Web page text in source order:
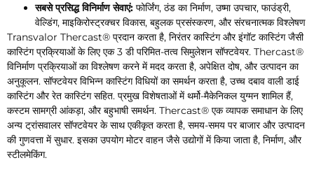
सबसे प्रसिद्ध विनिर्माण सेवाएं: फोर्जिंग, ठंड का निर्माण, उष्मा उपचार, फाउंड्री,
वेल्डिंग, माइकिरोस्ट्रक्चर विकास, बहुलक प्रसंस्करण, और संरचनात्मक विश्लेषण
Transvalor Thercast® प्रदान करता है, निरंतर कास्टिंग और इंगॉट कास्टिंग जैसी
कास्टिंग प्रक्रियाओं के लिए एक 3 डी परिमित-तत्व सिमुलेशन सॉफ्टवेयर. Thercast®
विनिर्माण प्रक्रियाओं का विश्लेषण करने में मदद करता है, अपेक्षित दोष, और उत्पादन का
अनुकूलन. सॉफ्टवेयर विभिन्न कास्टिंग विधियों का समर्थन करता है, उच्च दबाव वाली डाई
कास्टिंग और रेत कास्टिंग सहित. प्रमुख विशेषताओं में थर्मो-मैकेनिकल युग्मन शामिल हैं,
कस्टम सामग्री आंकड़ा, और बहुभाषी समर्थन. Thercast® एक व्यापक समाधान के लिए
अन्य ट्रांसवालर सॉफ्टवेयर के साथ एकीकृत करता है, समय-समय पर बाजार और उत्पादन
की गुणवत्ता में सुधार. इसका उपयोग मोटर वाहन जैसे उद्योगों में किया जाता है, निर्माण, और
स्टीलमेकिंग.